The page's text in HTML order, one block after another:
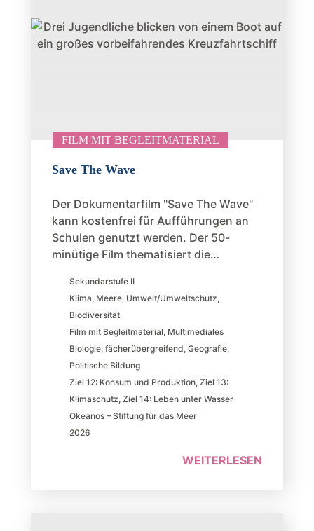
FILM MIT BEGLEITMATERIAL
Save The Wave
Der Dokumentarfilm "Save The Wave"
kann kostenfrei für Aufführungen an
Schulen genutzt werden. Der 50-
minütige Film thematisiert die…
Sekundarstufe II
Klima, Meere, Umwelt/Umweltschutz,
Biodiversität
Film mit Begleitmaterial, Multimediales
Biologie, fächerübergreifend, Geografie,
Politische Bildung
Ziel 12: Konsum und Produktion, Ziel 13:
Klimaschutz, Ziel 14: Leben unter Wasser
Okeanos – Stiftung für das Meer
2026
WEITERLESEN